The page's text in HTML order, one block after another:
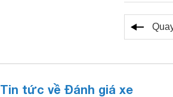
Tin tức về Đánh giá xe